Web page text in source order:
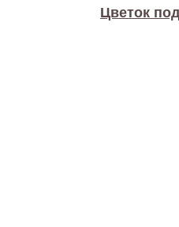
Цветок